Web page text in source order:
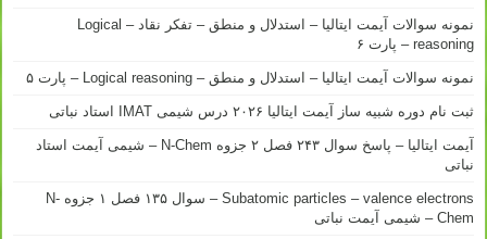
نمونه سوالات آیمت ایتالیا – استدلال و منطق – تفکر نقاد – Logical
reasoning – پارت ۶
نمونه سوالات آیمت ایتالیا – استدلال و منطق – Logical reasoning – پارت ۵
ثبت نام دوره شبیه ساز آیمت ایتالیا ۲۰۲۶ درس شیمی IMAT استاد نباتی
آیمت ایتالیا – پاسخ سوال ۲۴۳ فصل ۲ جزوه N-Chem – شیمی آیمت استاد
نباتی
Subatomic particles – valence electrons – سوال ۱۳۵ فصل ۱ جزوه N-
Chem – شیمی آیمت نباتی